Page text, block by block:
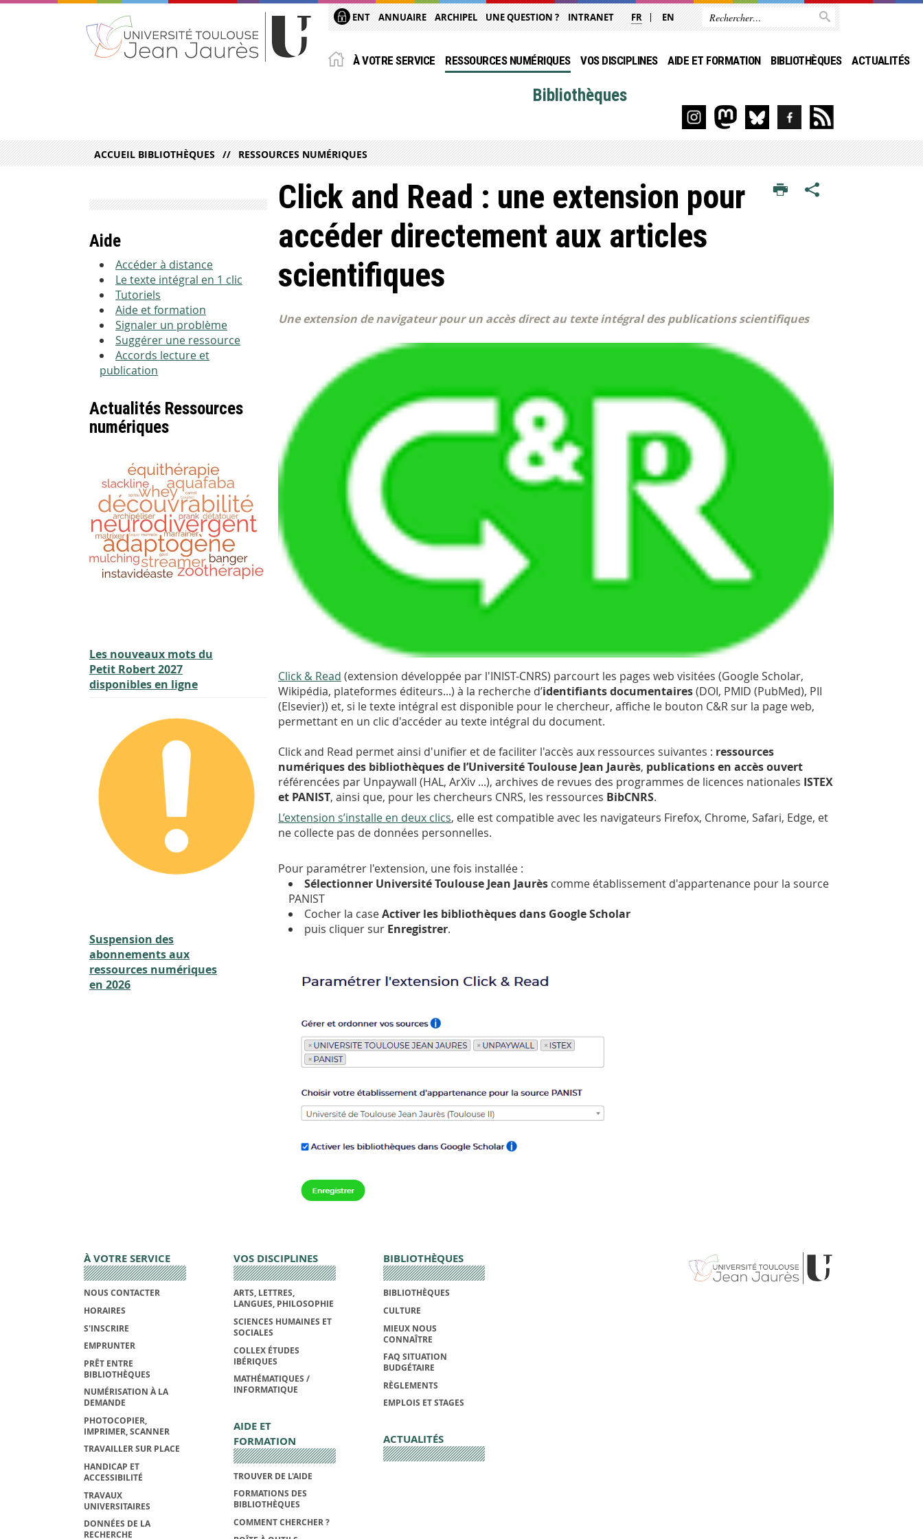
ENT ANNUAIRE ARCHIPEL UNE QUESTION ? INTRANET FR EN
À VOTRE SERVICE RESSOURCES NUMÉRIQUES VOS DISCIPLINES AIDE ET FORMATION BIBLIOTHÈQUES ACTUALITÉS
Bibliothèques
ACCUEIL BIBLIOTHÈQUES RESSOURCES NUMÉRIQUES
Click and Read : une extension pour
accéder directement aux articles
scientifiques
Une extension de navigateur pour un accès direct au texte intégral des publications scientifiques
Click & Read (extension développée par l'INIST-CNRS) parcourt les pages web visitées (Google Scholar,
Wikipédia, plateformes éditeurs...) à la recherche d’identifiants documentaires(DOI, PMID (PubMed), PII
(Elsevier)) et, si le texte intégral est disponible pour le chercheur, affiche le bouton C&R sur la page web,
permettant en un clic d'accéder au texte intégral du document.
Click and Read permet ainsi d'unifier et de faciliter l'accès aux ressources suivantes : ressources
numériques des bibliothèquesde l’Université Toulouse Jean Jaurès, publications en accès ouvert
référencées par Unpaywall (HAL, ArXiv ...), archives de revues des programmes de licences nationales ISTEX
et PANIST, ainsi que, pour les chercheurs CNRS, les ressources BibCNRS.
L’extension s’installe en deux clics, elle est compatible avec les navigateurs Firefox, Chrome, Safari, Edge, et
ne collecte pas de données personnelles.
Pour paramétrer l'extension, une fois installée :
Sélectionner Université Toulouse Jean Jaurès comme établissement d'appartenance pour la source
PANIST
Cocher la caseActiver les bibliothèques dans Google Scholar
puis cliquer sur Enregistrer.
Aide
Accéder à distance
Le texte intégral en 1 clic
Tutoriels
Aide et formation
Signaler un problème
Suggérer une ressource
Accords lecture et
publication
Actualités Ressources
numériques
Les nouveaux mots du
Petit Robert 2027
disponibles en ligne
Suspension des
abonnements aux
ressources numériques
en 2026
À VOTRE SERVICE
NOUS CONTACTER
HORAIRES
S'INSCRIRE
EMPRUNTER
PRÊT ENTRE
BIBLIOTHÈQUES
NUMÉRISATION À LA
DEMANDE
PHOTOCOPIER,
IMPRIMER, SCANNER
TRAVAILLER SUR PLACE
HANDICAP ET
ACCESSIBILITÉ
TRAVAUX
UNIVERSITAIRES
DONNÉES DE LA
RECHERCHE
VOS DISCIPLINES
ARTS, LETTRES,
LANGUES, PHILOSOPHIE
SCIENCES HUMAINES ET
SOCIALES
COLLEX ÉTUDES
IBÉRIQUES
MATHÉMATIQUES /
INFORMATIQUE
AIDE ET
FORMATION
TROUVER DE L'AIDE
FORMATIONS DES
BIBLIOTHÈQUES
COMMENT CHERCHER ?
BIBLIOTHÈQUES
BIBLIOTHÈQUES
CULTURE
MIEUX NOUS
CONNAÎTRE
FAQ SITUATION
BUDGÉTAIRE
RÈGLEMENTS
EMPLOIS ET STAGES
ACTUALITÉS